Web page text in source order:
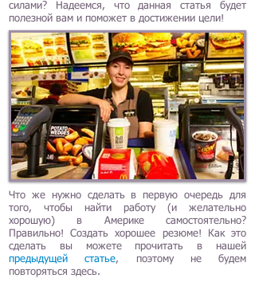
силами? Надеемся, что данная статья будет
полезной вам и поможет в достижении цели!
Что же нужно сделать в первую очередь для
того, чтобы найти работу (и желательно
хорошую) в Америке самостоятельно?
Правильно! Создать хорошее резюме! Как это
сделать вы можете прочитать в нашей
предыдущей статье, поэтому не будем
повторяться здесь.